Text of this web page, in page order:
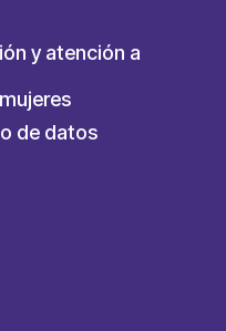
y atención a
de datos